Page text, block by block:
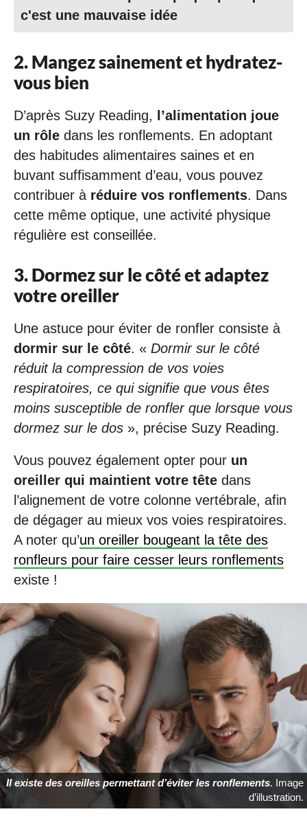
c'est une mauvaise idée
2. Mangez sainement et hydratez-
vous bien
D’après Suzy Reading,
l’alimentation joue
un rôle dans les ronflements. En adoptant
des habitudes alimentaires saines et en
buvant suffisamment d’eau, vous pouvez
contribuer à réduire vos ronflements. Dans
cette même optique, une activité physique
régulière est conseillée.
3. Dormez sur le côté et adaptez
votre oreiller
Une astuce pour éviter de ronfler consiste à
dormir sur le côté. « Dormir sur le côté
réduit la compression de vos voies
respiratoires, ce qui signifie que vous êtes
moins susceptible de ronfler que lorsque vous
dormez sur le dos », précise Suzy Reading.
Vous pouvez également opter pour un
oreiller qui maintient votre tête dans
l’alignement de votre colonne vertébrale, afin
de dégager au mieux vos voies respiratoires.
A noter qu’un oreiller bougeant la tête des
ronfleurs pour faire cesser leurs ronflements
existe !
Il existe des oreilles permettant d’éviter les ronflements. Image
d’illustration.